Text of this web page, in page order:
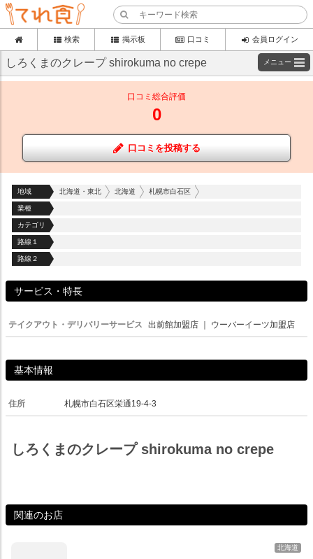
検索 掲示板 口コミ 会員ログイン
しろくまのクレープ shirokuma no crepe メニュー
口コミ総合評価
0
口コミを投稿する
地域 北海道・東北 北海道 札幌市白石区
業種
カテゴリ
路線１
路線２
サービス・特長
テイクアウト・デリバリーサービス 出前館加盟店 ウーバーイーツ加盟店
基本情報
住所 札幌市白石区栄通19-4-3
しろくまのクレープ shirokuma no crepe
関連のお店
北海道